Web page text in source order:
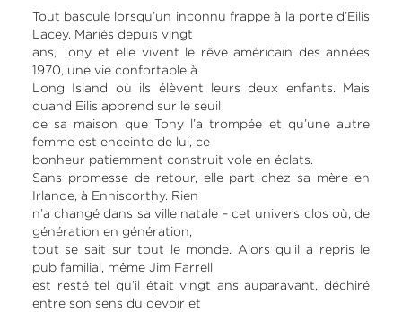
Tout bascule lorsqu’un inconnu frappe à la porte d’Eilis
Lacey. Mariés depuis vingt
ans, Tony et elle vivent le rêve américain des années
1970, une vie confortable à
Long Island où ils élèvent leurs deux enfants. Mais
quand Eilis apprend sur le seuil
de sa maison que Tony l’a trompée et qu’une autre
femme est enceinte de lui, ce
bonheur patiemment construit vole en éclats.
Sans promesse de retour, elle part chez sa mère en
Irlande, à Enniscorthy. Rien
n’a changé dans sa ville natale – cet univers clos où, de
génération en génération,
tout se sait sur tout le monde. Alors qu’il a repris le
pub familial, même Jim Farrell
est resté tel qu’il était vingt ans auparavant, déchiré
entre son sens du devoir et